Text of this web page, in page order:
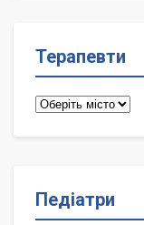
Терапевти
Терапевти
Педіатри